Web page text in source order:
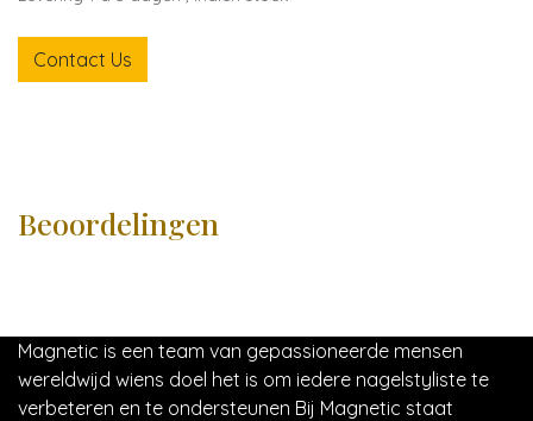
Contact Us
Beoordelingen
Magnetic is een team van gepassioneerde mensen
wereldwijd wiens doel het is om iedere nagelstyliste te
verbeteren en te ondersteunen Bij Magnetic staat